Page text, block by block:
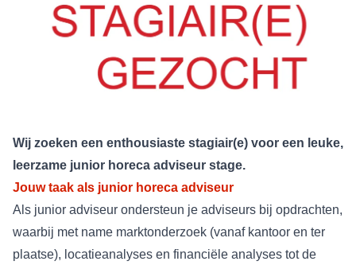
Wij zoeken een enthousiaste stagiair(e) voor een leuke,
leerzame junior horeca adviseur stage.
Jouw taak als junior horeca adviseur
Als junior adviseur ondersteun je adviseurs bij opdrachten,
waarbij met name marktonderzoek (vanaf kantoor en ter
plaatse), locatieanalyses en financiële analyses tot de